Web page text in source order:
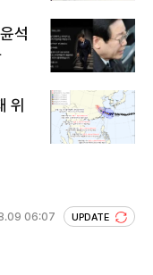
석
위
06:07 UPDATE